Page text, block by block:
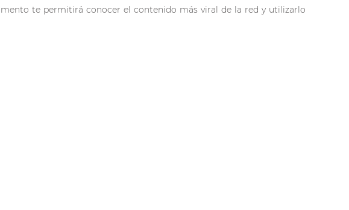
te permitirá conocer el contenido más viral de la red y utilizarlo